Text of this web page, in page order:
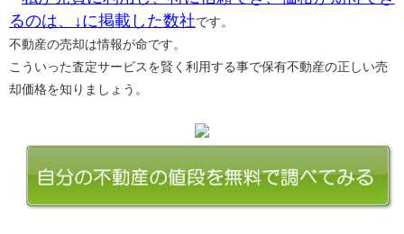
るのは、↓に掲載した数社です。
不動産の売却は情報が命です。
こういった査定サービスを賢く利用する事で保有不動産の正しい売
却価格を知りましょう。